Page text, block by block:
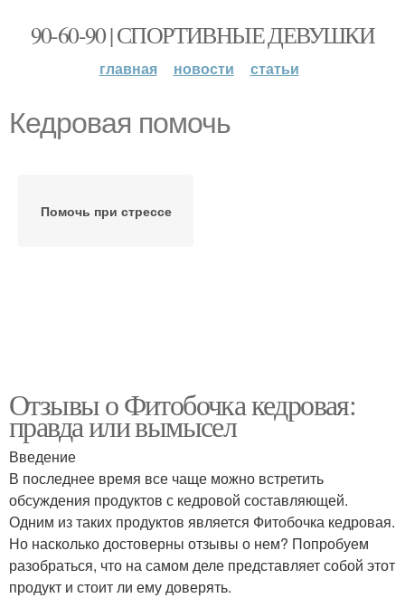
90-60-90 | СПОРТИВНЫЕ ДЕВУШКИ
главная новости статьи
Кедровая помочь
Помочь при стрессе
Отзывы о Фитобочка кедровая:
правда или вымысел
Введение
В последнее время все чаще можно встретить
обсуждения продуктов с кедровой составляющей.
Одним из таких продуктов является Фитобочка кедровая.
Но насколько достоверны отзывы о нем? Попробуем
разобраться, что на самом деле представляет собой этот
продукт и стоит ли ему доверять.